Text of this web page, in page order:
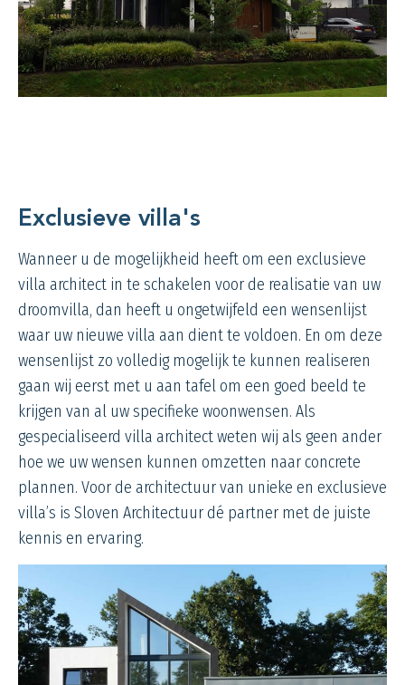
Exclusieve villa's
Wanneer u de mogelijkheid heeft om een exclusieve
villa architect in te schakelen voor de realisatie van uw
droomvilla, dan heeft u ongetwijfeld een wensenlijst
waar uw nieuwe villa aan dient te voldoen. En om deze
wensenlijst zo volledig mogelijk te kunnen realiseren
gaan wij eerst met u aan tafel om een goed beeld te
krijgen van al uw specifieke woonwensen. Als
gespecialiseerd villa architect weten wij als geen ander
hoe we uw wensen kunnen omzetten naar concrete
plannen. Voor de architectuur van unieke en exclusieve
villa’s is Sloven Architectuur dé partner met de juiste
kennis en ervaring.